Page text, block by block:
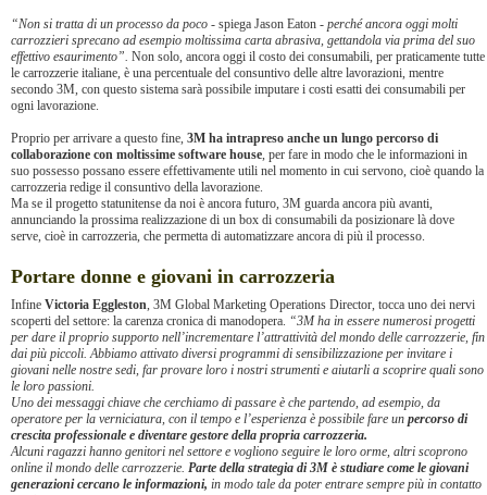
“Non si tratta di un processo da poco - spiega Jason Eaton - perché ancora oggi molti
carrozzieri sprecano ad esempio moltissima carta abrasiva, gettandola via prima del suo
effettivo esaurimento”. Non solo, ancora oggi il costo dei consumabili, per praticamente tutte
le carrozzerie italiane, è una percentuale del consuntivo delle altre lavorazioni, mentre
secondo 3M, con questo sistema sarà possibile imputare i costi esatti dei consumabili per
ogni lavorazione.
Proprio per arrivare a questo fine, 3M ha intrapreso anche un lungo percorso di
collaborazione con moltissime software house, per fare in modo che le informazioni in
suo possesso possano essere effettivamente utili nel momento in cui servono, cioè quando la
carrozzeria redige il consuntivo della lavorazione.
Ma se il progetto statunitense da noi è ancora futuro, 3M guarda ancora più avanti,
annunciando la prossima realizzazione di un box di consumabili da posizionare là dove
serve, cioè in carrozzeria, che permetta di automatizzare ancora di più il processo.
Portare donne e giovani in carrozzeria
Infine Victoria Eggleston, 3M Global Marketing Operations Director, tocca uno dei nervi
scoperti del settore: la carenza cronica di manodopera. “3M ha in essere numerosi progetti
per dare il proprio supporto nell’incrementare l’attrattività del mondo delle carrozzerie, fin
dai più piccoli. Abbiamo attivato diversi programmi di sensibilizzazione per invitare i
giovani nelle nostre sedi, far provare loro i nostri strumenti e aiutarli a scoprire quali sono
le loro passioni.
Uno dei messaggi chiave che cerchiamo di passare è che partendo, ad esempio, da
operatore per la verniciatura, con il tempo e l’esperienza è possibile fare un percorso di
crescita professionale e diventare gestore della propria carrozzeria.
Alcuni ragazzi hanno genitori nel settore e vogliono seguire le loro orme, altri scoprono
online il mondo delle carrozzerie. Parte della strategia di 3M è studiare come le giovani
generazioni cercano le informazioni, in modo tale da poter entrare sempre più in contatto